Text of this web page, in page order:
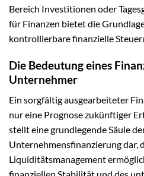
Bereich Investitionen oder
für Finanzen bietet die
kontrollierbare finanzielle
Die Bedeutung eines
Unternehmer
Ein sorgfältig ausgearbeiteter
nur eine Prognose zukünftiger
stellt eine grundlegende Säule
Unternehmensfinanzierung dar,
Liquiditätsmanagement